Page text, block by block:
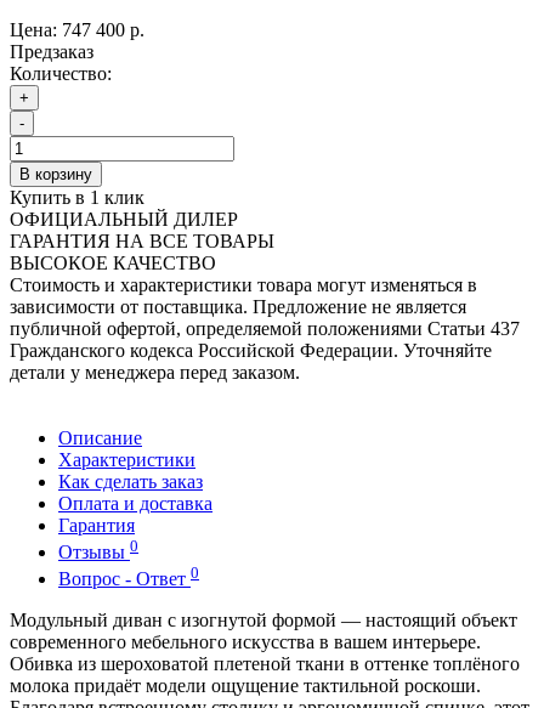
Цена: 747 400 р.
Предзаказ
Количество:
+
-
В корзину
Купить в 1 клик
ОФИЦИАЛЬНЫЙ ДИЛЕР
ГАРАНТИЯ НА ВСЕ ТОВАРЫ
ВЫСОКОЕ КАЧЕСТВО
Стоимость и характеристики товара могут изменяться в
зависимости от поставщика. Предложение не является
публичной офертой, определяемой положениями Статьи 437
Гражданского кодекса Российской Федерации. Уточняйте
детали у менеджера перед заказом.
Описание
Характеристики
Как сделать заказ
Оплата и доставка
Гарантия
Отзывы 0
Вопрос - Ответ 0
Модульный диван с изогнутой формой — настоящий объект
современного мебельного искусства в вашем интерьере.
Обивка из шероховатой плетеной ткани в оттенке топлёного
молока придаёт модели ощущение тактильной роскоши.